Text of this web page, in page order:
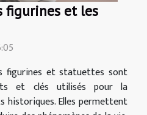
figurines et les
figurines et statuettes sont
et clés utilisés pour la
historiques. Elles permettent